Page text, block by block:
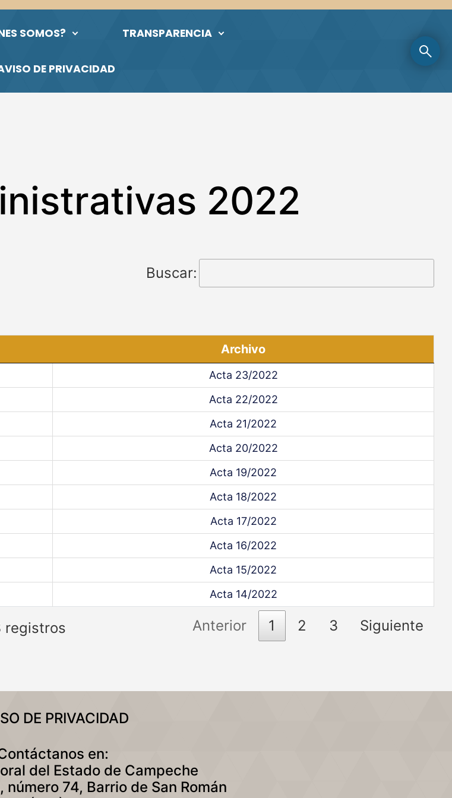
SOMOS? TRANSPARENCIA
DE PRIVACIDAD
2022
Buscar:
Archivo
Acta 23/2022
Acta 22/2022
Acta 21/2022
Acta 20/2022
Acta 19/2022
Acta 18/2022
Acta 17/2022
Acta 16/2022
Acta 15/2022
Acta 14/2022
registros Anterior 1 2 3 Siguiente
DE PRIVACIDAD
en:
del Estado de Campeche
74, Barrio de San Román